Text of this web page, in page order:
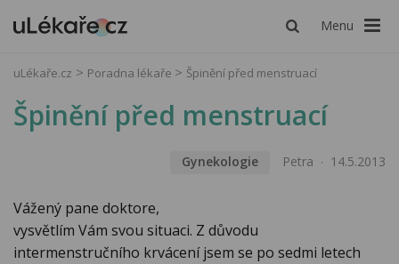
Menu
uLékaře.cz Poradna lékaře Špinění před menstruací
Špinění před menstruací
Gynekologie Petra 14.5.2013
Vážený pane doktore,
vysvětlím Vám svou situaci. Z důvodu
intermenstručního krvácení jsem se po sedmi letech